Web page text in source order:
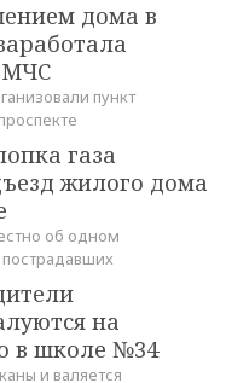
дома в
МЧС
пункт
газа
жилого дома
об одном
на
в школе №34
и валяется